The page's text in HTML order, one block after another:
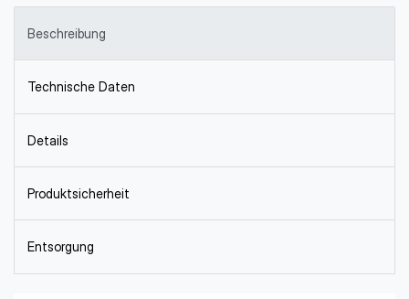
Beschreibung
Technische Daten
Details
Produktsicherheit
Entsorgung